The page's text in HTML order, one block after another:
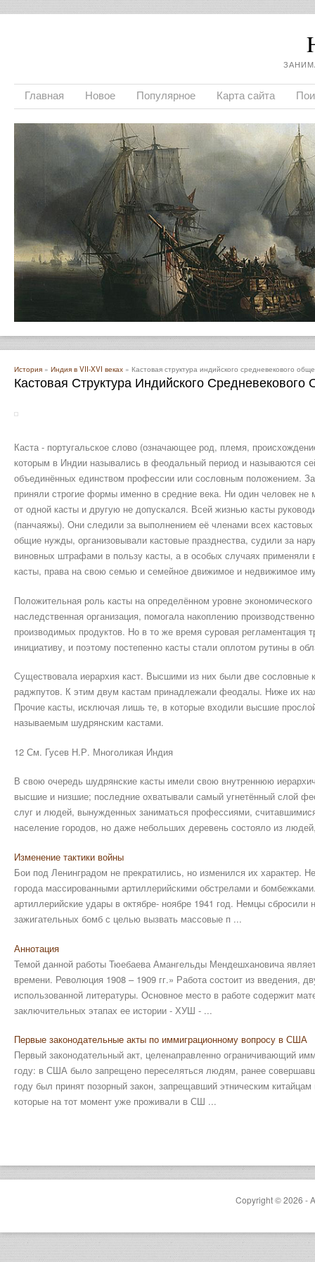
Главная Новое Популярное Карта сайта
История » Индия в VII-XVI веках » Кастовая структура индийского средневекового
Кастовая Структура Индийского Средневекового
Каста - португальское слово (означающее род, племя,
которым в Индии назывались в феодальный период и называются
объединённых единством профессии или сословным положением.
приняли строгие формы именно в средние века. Ни один человек не
от одной касты и другую не допускался. Всей жизнью касты
(панчаяжы). Они следили за выполнением её членами всех
общие нужды, организовывали кастовые празднества, судили за
виновных штрафами в пользу касты, а в особых случаях применяли
касты, права на свою семью и семейное движимое и недвижимое
Положительная роль касты на определённом уровне
наследственная организация, помогала накоплению
производимых продуктов. Но в то же время суровая регламентация
инициативу, и поэтому постепенно касты стали оплотом рутины в
Существовала иерархия каст. Высшими из них были две сословные
раджпутов. К этим двум кастам принадлежали феодалы. Ниже их
Прочие касты, исключая лишь те, в которые входили высшие
называемым шудрянским кастами.
12 См. Гусев Н.Р. Многоликая Индия
В свою очередь шудрянские касты имели свою внутреннюю
высшие и низшие; последние охватывали самый угнетённый слой
слуг и людей, вынужденных заниматься профессиями,
население городов, но даже небольших деревень состояло из
Изменение тактики войны
Бои под Ленинградом не прекратились, но изменился их характер.
города массированными артиллерийскими обстрелами и
артиллерийские удары в октябре- ноябре 1941 год. Немцы сбросили
зажигательных бомб с целью вызвать массовые п ...
Аннотация
Темой данной работы Тюебаева Амангельды Мендешхановича
времени. Революция 1908 – 1909 гг.» Работа состоит из введения,
использованной литературы. Основное место в работе содержит
заключительных этапах ее истории - ХУШ - ...
Первые законодательные акты по иммиграционному вопросу в США
Первый законодательный акт, целенаправленно ограничивающий
году: в США было запрещено переселяться людям, ранее
году был принят позорный закон, запрещавший этническим
которые на тот момент уже проживали в СШ ...
Copyright © 2026 -